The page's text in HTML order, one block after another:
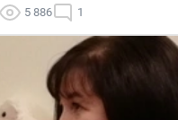
5 886 1